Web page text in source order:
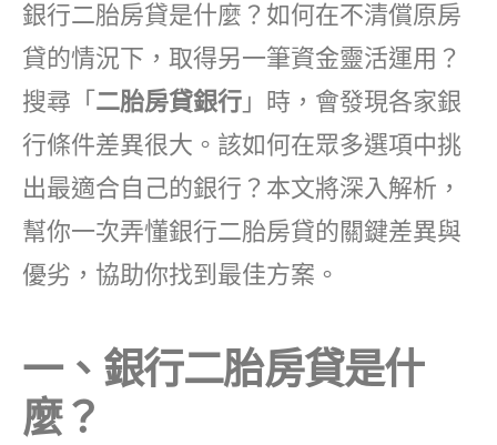
銀行二胎房貸是什麼？如何在不清償原房
貸的情況下，取得另一筆資金靈活運用？
搜尋「 二胎房貸銀行 」時，會發現各家銀
行條件差異很大。該如何在眾多選項中挑
出最適合自己的銀行？本文將深入解析，
幫你一次弄懂銀行二胎房貸的關鍵差異與
優劣，協助你找到最佳方案。
一、銀行二胎房貸是什
麼？